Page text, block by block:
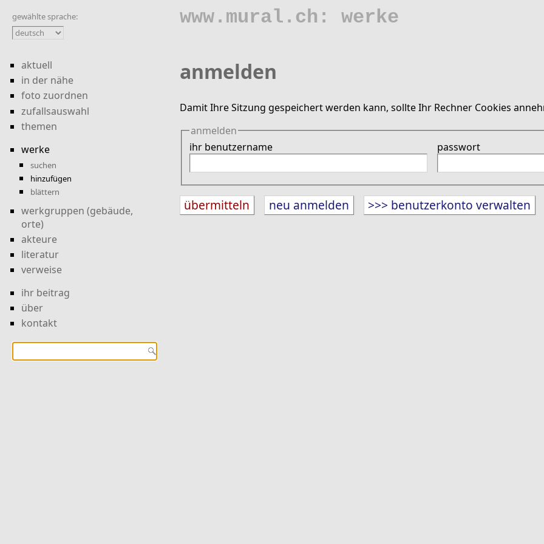
www.mural.ch: werke
gewählte sprache:
aktuell
in der nähe
foto zuordnen
zufallsauswahl
themen
werke
suchen
hinzufügen
blättern
werkgruppen (gebäude,
orte)
akteure
literatur
verweise
ihr beitrag
über
kontakt
anmelden
Damit Ihre Sitzung gespeichert werden kann, sollte Ihr Rechner Cookies
anmelden
ihr benutzername
passwort
neu anmelden >>> benutzerkonto verwalten